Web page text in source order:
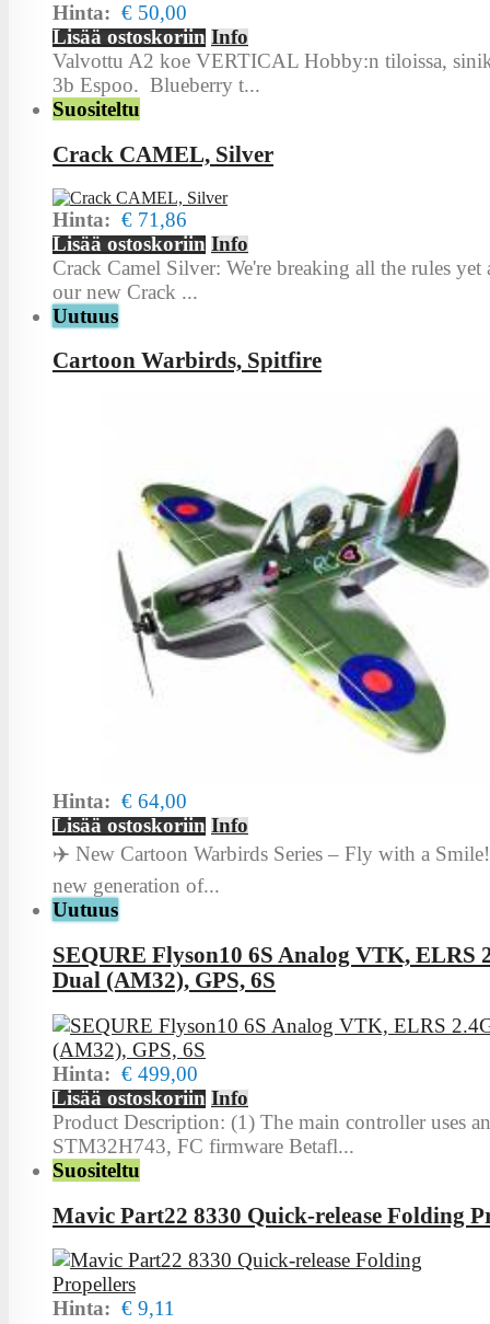
Hinta: € 50,00
Lisää ostoskoriin Info
Valvottu A2 koe VERTICAL Hobby:n tiloissa,
3b Espoo. Blueberry t...
Suositeltu
Crack CAMEL, Silver
Hinta: € 71,86
Lisää ostoskoriin Info
Crack Camel Silver: We're breaking all the rules yet
our new Crack ...
Uutuus
Cartoon Warbirds, Spitfire
Hinta: € 64,00
Lisää ostoskoriin Info
✈️ New Cartoon Warbirds Series – Fly with a
new generation of...
Uutuus
SEQURE Flyson10 6S Analog VTK, ELRS
Dual (AM32), GPS, 6S
Hinta: € 499,00
Lisää ostoskoriin Info
Product Description: (1) The main controller uses an
STM32H743, FC firmware Betafl...
Suositeltu
Mavic Part22 8330 Quick-release Folding
Hinta: € 9,11